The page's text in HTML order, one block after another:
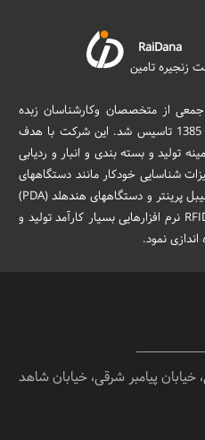
RaiDana
زنجیره تامین
از متخصصان وکارشناسان زبده
رشته نرم افزار و صنایع در سال 1385 تاسیس شد. این شرکت با هدف
تولید و بسته بندی و انبار و ردیابی
شناسایی خودکار مانند دستگاههای
بارکد خوان و اسکنر های بارکد و لیبل پرینتر و دستگاههای هندهلد (PDA)
و تبلت های صنعتی و تجهیزات RFID نرم افزارهایی بسیار کارآمد تولید و
نمود.
خیابان پیامبر شرقی، خیابان شاهد